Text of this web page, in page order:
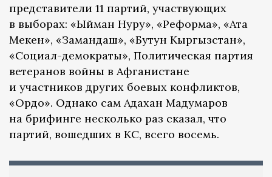
представители 11 партий, участвующих
в выборах: «Ыйман Нуру», «Реформа», «Ата
Мекен», «Замандаш», «Бутун Кыргызстан»,
«Социал-демократы», Политическая партия
ветеранов войны в Афганистане
и участников других боевых конфликтов,
«Ордо». Однако сам Адахан Мадумаров
на брифинге несколько раз сказал, что
партий, вошедших в КС, всего восемь.